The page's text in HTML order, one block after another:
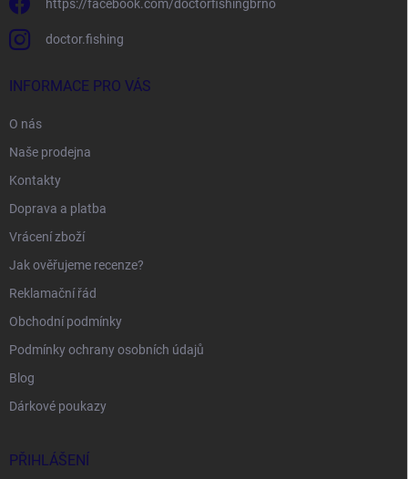
https://facebook.com/doctorfishingbrno
doctor.fishing
INFORMACE PRO VÁS
O nás
Naše prodejna
Kontakty
Doprava a platba
Vrácení zboží
Jak ověřujeme recenze?
Reklamační řád
Obchodní podmínky
Podmínky ochrany osobních údajů
Blog
Dárkové poukazy
PŘIHLÁŠENÍ